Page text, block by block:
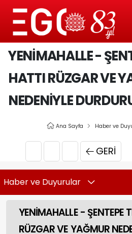
YENİMAHALLE -
HATTI RÜZGAR VE
NEDENİYLE
Ana Sayfa Haber ve
GERI
Haber ve Duyurular
YENİMAHALLE - ŞENTEPE
RÜZGAR VE YAĞMUR